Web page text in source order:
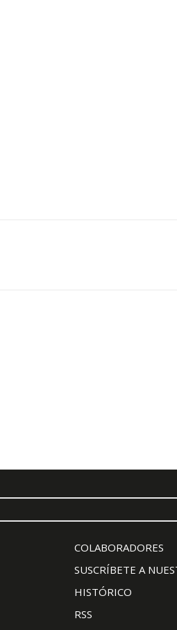
COLABORADORES
SUSCRÍBETE A
HISTÓRICO
RSS